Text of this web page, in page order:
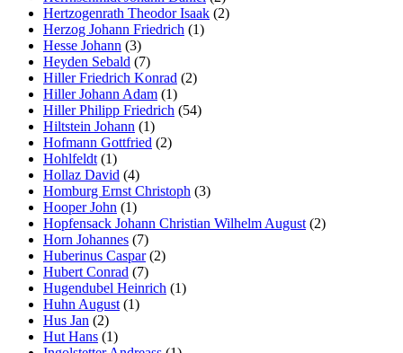
Hertzogenrath Theodor Isaak (2)
Herzog Johann Friedrich (1)
Hesse Johann (3)
Heyden Sebald (7)
Hiller Friedrich Konrad (2)
Hiller Johann Adam (1)
Hiller Philipp Friedrich (54)
Hiltstein Johann (1)
Hofmann Gottfried (2)
Hohlfeldt(1)
Hollaz David (4)
Homburg Ernst Christoph (3)
Hooper John (1)
Hopfensack Johann Christian Wilhelm August(2)
Horn Johannes (7)
Huberinus Caspar(2)
Hubert Conrad (7)
Hugendubel Heinrich (1)
Huhn August(1)
Hus Jan (2)
Hut Hans (1)